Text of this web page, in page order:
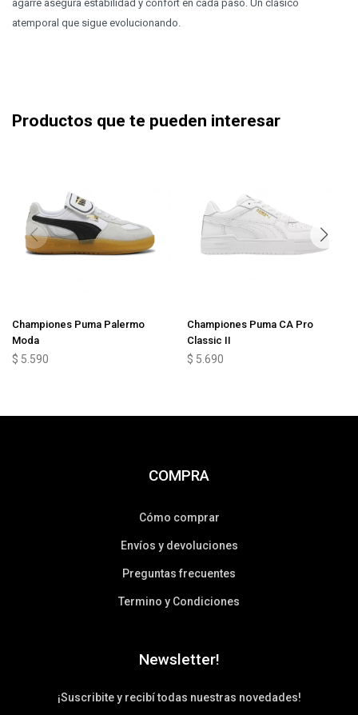
agarre asegura estabilidad y confort en cada paso. Un clásico
atemporal que sigue evolucionando.
Productos que te pueden interesar
Championes Puma Palermo
Moda
$ 5.590
Championes Puma CA Pro
Classic II
$ 5.690
COMPRA
Cómo comprar
Envíos y devoluciones
Preguntas frecuentes
Termino y Condiciones
Newsletter!
¡Suscribite y recibí todas nuestras novedades!